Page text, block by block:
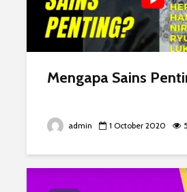
Mengapa Sains
admin 1 October 2020